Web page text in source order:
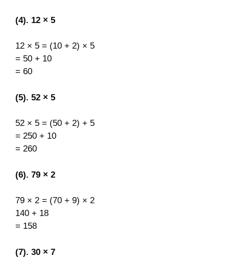
(4). 12 × 5
12 × 5 = (10 + 2) × 5
= 50 + 10
= 60
(5). 52 × 5
52 × 5 = (50 + 2) + 5
= 250 + 10
= 260
(6). 79 × 2
79 × 2 = (70 + 9) × 2
140 + 18
= 158
(7). 30 × 7